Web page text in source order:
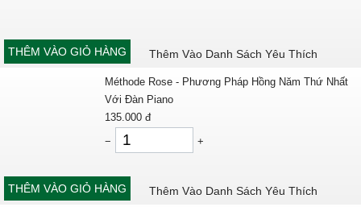
THÊM VÀO GIỎ HÀNG Thêm Vào Danh Sách Yêu Thích
Méthode Rose - Phương Pháp Hồng Năm Thứ Nhất
Với Đàn Piano
135.000 đ
−
+
THÊM VÀO GIỎ HÀNG Thêm Vào Danh Sách Yêu Thích